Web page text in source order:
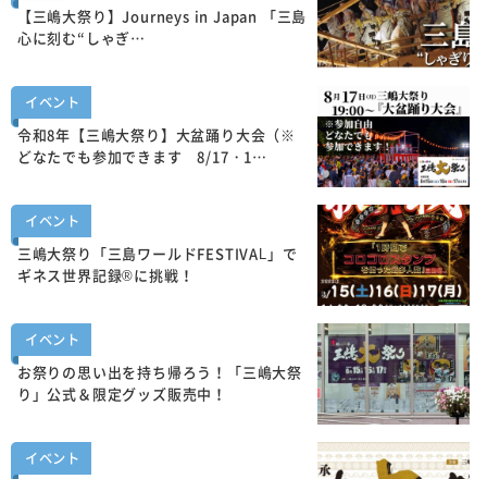
【三嶋大祭り】Journeys in Japan 「三島
心に刻む“しゃぎ…
イベント
令和8年【三嶋大祭り】大盆踊り大会（※
どなたでも参加できます 8/17・1…
イベント
三嶋大祭り「三島ワールドFESTIVAL」で
ギネス世界記録®に挑戦！
イベント
お祭りの思い出を持ち帰ろう！「三嶋大祭
り」公式＆限定グッズ販売中！
イベント